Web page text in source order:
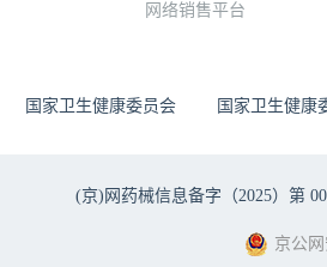
情快速恶化，大量粉
应），最常见的是病
更长。心肌受损表现
主要原因。血液动
网络销售平台
国家卫生健康委员会 国家卫生健康
(京)网药械信息备字（2025）第
京公网